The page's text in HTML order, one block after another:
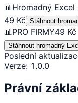
📊 Hromadný Excel
49 Kč Stáhnout
📊 PRO FIRMY49 Kč
Stáhnout hromadný
Poslední
Verze: 1.0.0
Právní